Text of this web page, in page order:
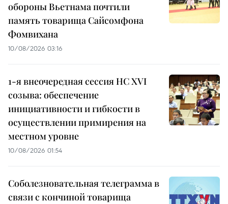
обороны Вьетнама почтили
память товарища Сайсомфона
Фомвихана
10/08/2026 03:16
1-я внеочередная сессия НС XVI
созыва: обеспечение
инициативности и гибкости в
осуществлении примирения на
местном уровне
10/08/2026 01:54
Соболезновательная телеграмма в
связи с кончиной товарища